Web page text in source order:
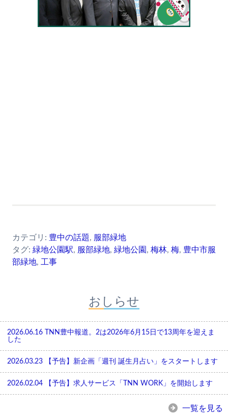
カテゴリ: 豊中の話題, 服部緑地
タグ: 緑地公園駅, 服部緑地, 緑地公園 , 梅林, 梅, 豊中市服
部緑地, 工事
おしらせ
2026.06.16
TNN豊中報道。2は2026年6月15日で13周年を迎えま
した
2026.03.23 【予告】新企画「週刊 誕生月占い」をスタートします
2026.02.04 【予告】求人サービス「TNN WORK」を開始します
一覧を見る